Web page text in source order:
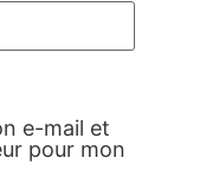
e-mail et
pour mon